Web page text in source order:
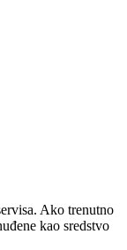
Ako trenutno
kao sredstvo